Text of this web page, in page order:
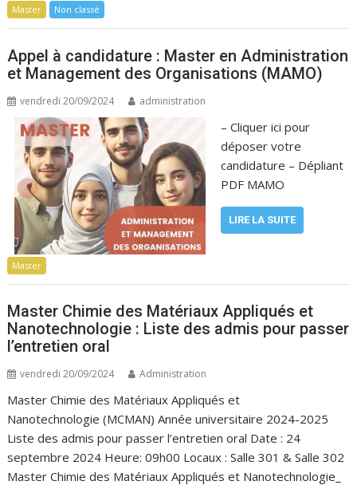
Master Non classé
Appel à candidature : Master en Administration
et Management des Organisations (MAMO)
vendredi 20/09/2024 administration
– Cliquer ici pour
déposer votre
candidature – Dépliant
PDF MAMO
LIRE LA SUITE
Master
Master Chimie des Matériaux Appliqués et
Nanotechnologie : Liste des admis pour passer
l’entretien oral
vendredi 20/09/2024 Administration
Master Chimie des Matériaux Appliqués et
Nanotechnologie (MCMAN) Année universitaire 2024-2025
Liste des admis pour passer l’entretien oral Date : 24
septembre 2024 Heure: 09h00 Locaux : Salle 301 & Salle 302
Master Chimie des Matériaux Appliqués et Nanotechnologie_